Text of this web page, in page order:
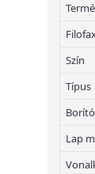
Szín
Típus
Lap